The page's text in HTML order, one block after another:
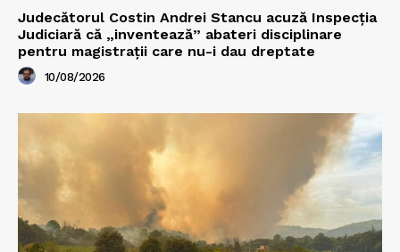
Judecătorul Costin Andrei Stancu acuză Inspecția
Judiciară că „inventează” abateri disciplinare
pentru magistrații care nu-i dau dreptate
10/08/2026